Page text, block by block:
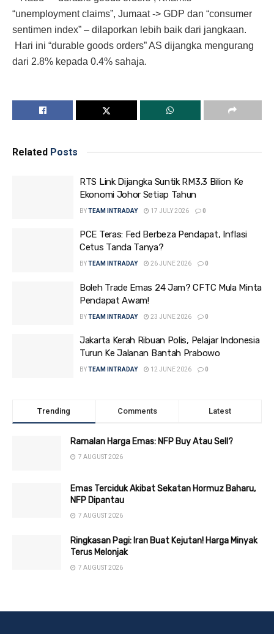
“unemployment claims”, Jumaat -> GDP dan “consumer
sentimen index” – dilaporkan lebih baik dari jangkaan.
Hari ini “durable goods orders” AS dijangka mengurang
dari 2.8% kepada 0.4% sahaja.
Related Posts
RTS Link Dijangka Suntik RM3.3 Bilion Ke
Ekonomi Johor Setiap Tahun
BYTEAM INTRADAY 17 JULY 2026 0
PCE Teras: Fed Berbeza Pendapat, Inflasi
Cetus Tanda Tanya?
BYTEAM INTRADAY 26 JUNE 2026 0
Boleh Trade Emas 24 Jam? CFTC Mula Minta
Pendapat Awam!
BYTEAM INTRADAY 23 JUNE 2026 0
Jakarta Kerah Ribuan Polis, Pelajar Indonesia
Turun Ke Jalanan Bantah Prabowo
BYTEAM INTRADAY 12 JUNE 2026 0
Trending Comments Latest
Ramalan Harga Emas: NFP Buy Atau Sell?
7 AUGUST 2026
Emas Terciduk Akibat Sekatan Hormuz Baharu,
NFP Dipantau
7 AUGUST 2026
Ringkasan Pagi: Iran Buat Kejutan! Harga Minyak
Terus Melonjak
7 AUGUST 2026